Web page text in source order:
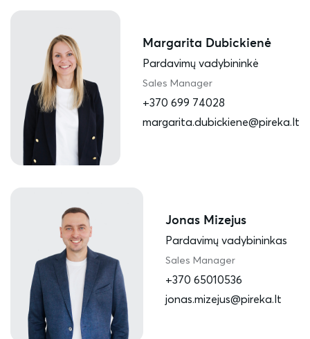
Margarita Dubickienė
Pardavimų vadybininkė
Sales Manager
+370 699 74028
margarita.dubickiene@pireka.lt
Jonas Mizejus
Pardavimų vadybininkas
Sales Manager
+370 65010536
jonas.mizejus@pireka.lt